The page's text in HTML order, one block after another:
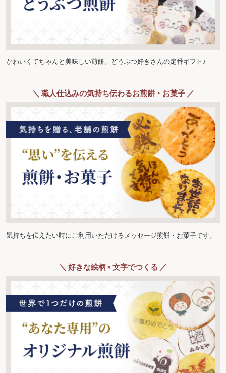
かわいくてちゃんと美味しい煎餅。どうぶつ好きさんの定番ギフト♪
＼ 職人仕込みの気持ち伝わるお煎餅・お菓子 ／
気持ちを伝えたい時にご利用いただけるメッセージ煎餅・お菓子です。
＼ 好きな絵柄 × 文字でつくる ／